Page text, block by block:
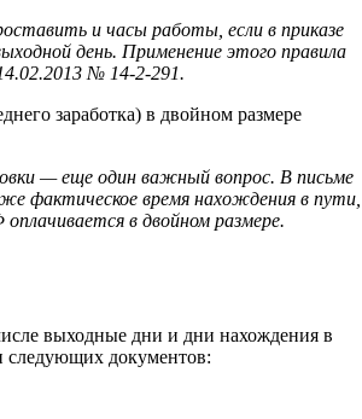
и часы работы, если в приказе
день. Применение этого правила
№ 14-2-291.
заработка) в двойном размере
— еще один важный вопрос. В письме
фактическое время нахождения в пути,
в двойном размере.
выходные дни и дни нахождения в
следующих документов: